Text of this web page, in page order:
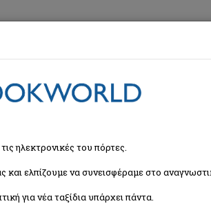
Ταξινόμηση
ηλεκτρονικές του πόρτες.
και ελπίζουμε να συνεισφέραμε στο
για νέα ταξίδια υπάρχει πάντα.